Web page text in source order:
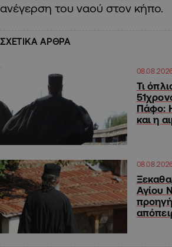
ανέγερση του ναού στον κήπο.
ΣΧΕΤΙΚΑ ΑΡΘΡΑ
Τι
Πάφο:
και η
Αγίου